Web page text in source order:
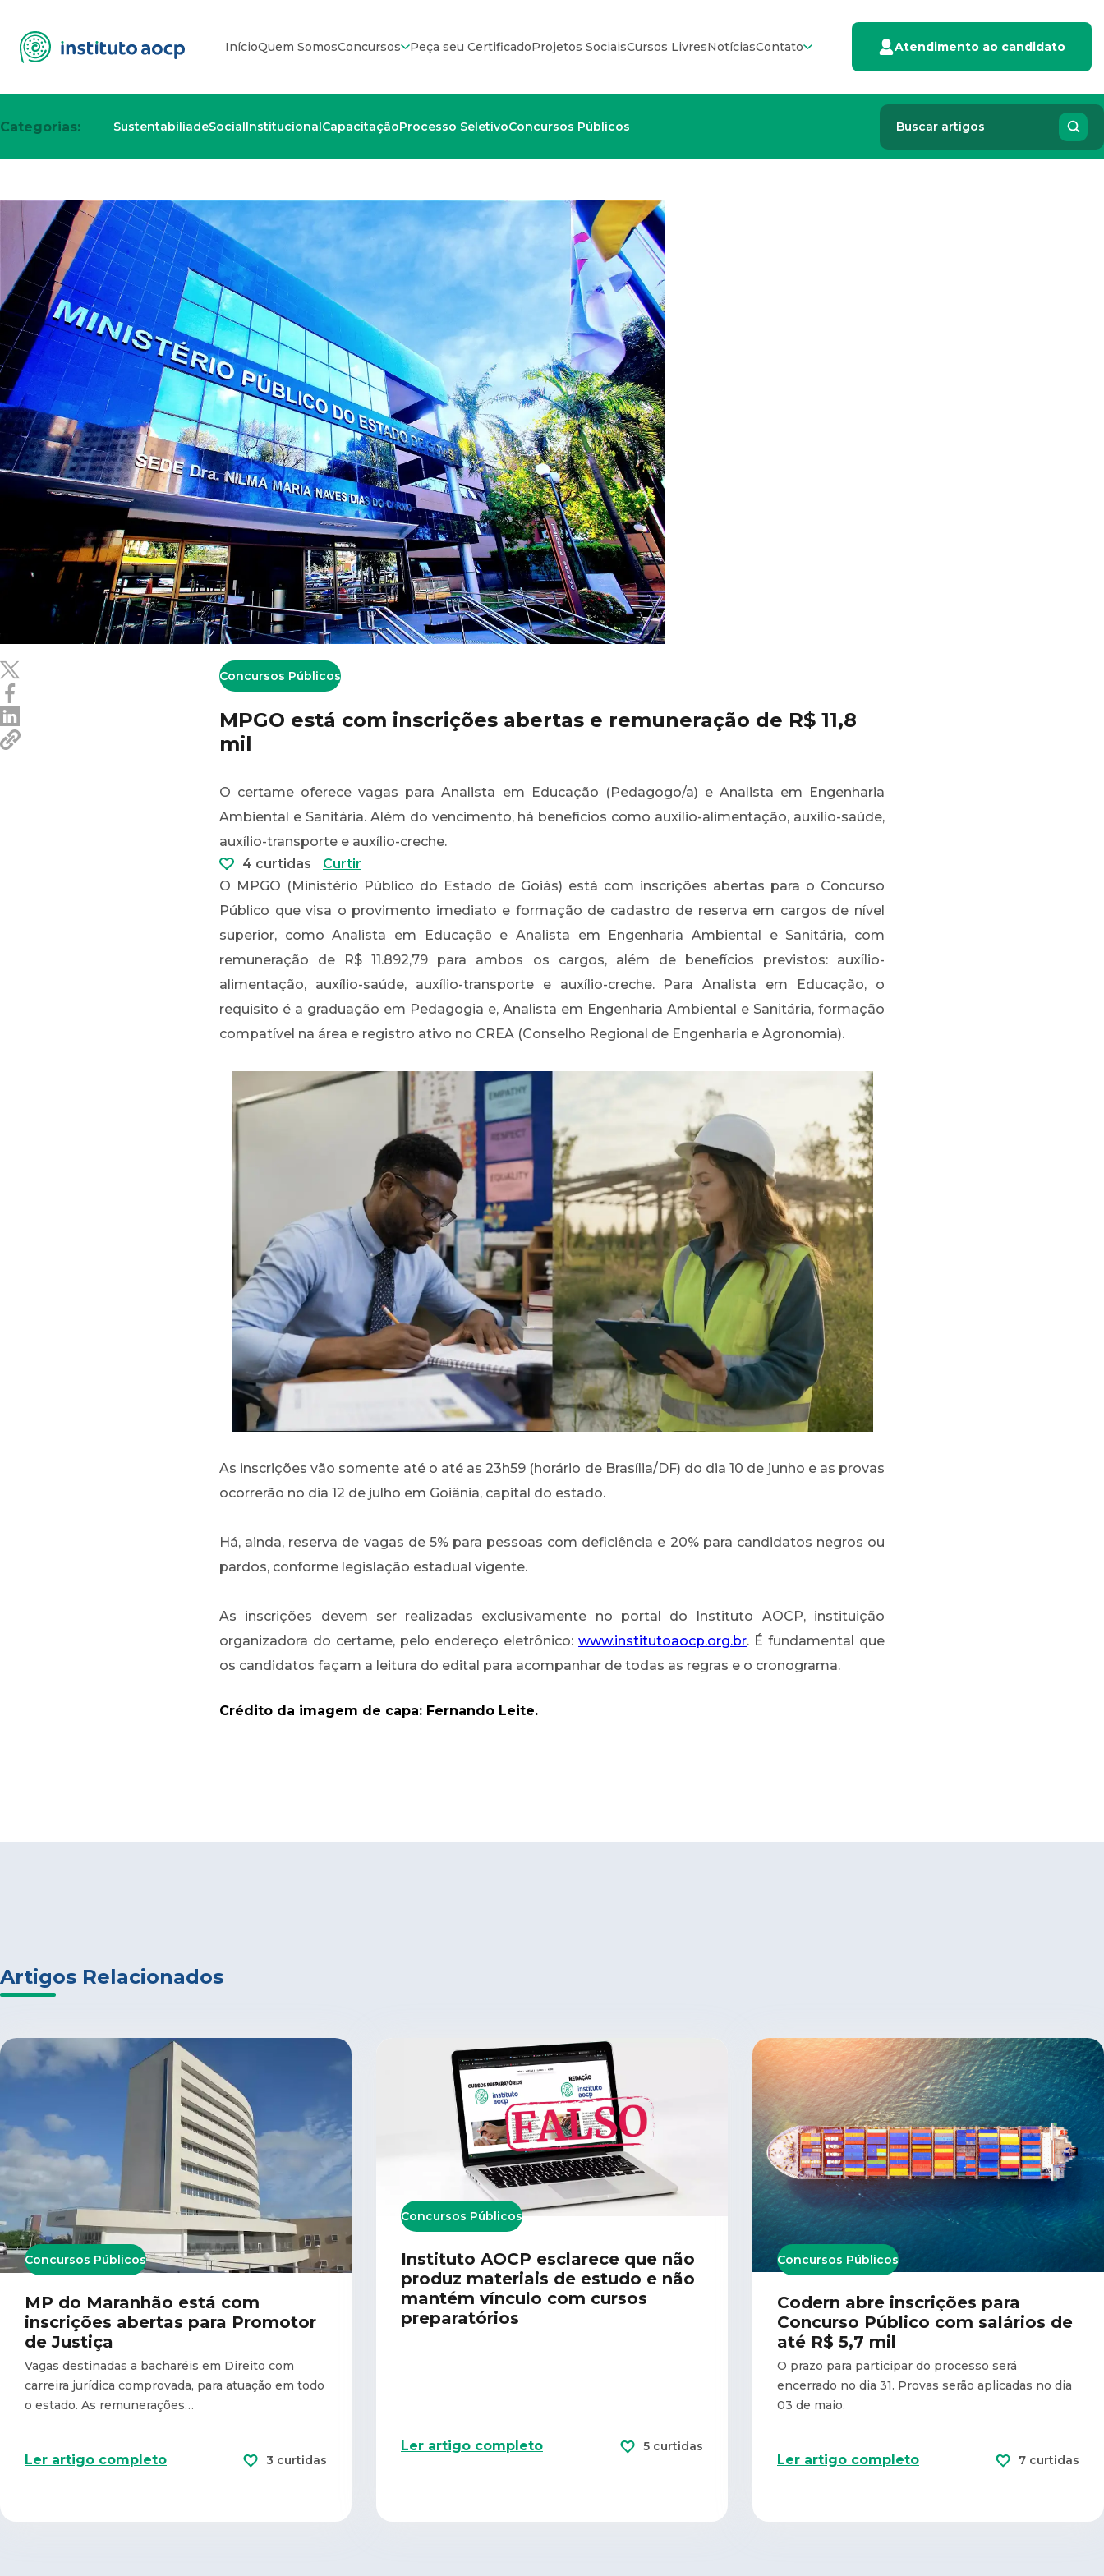
InícioQuem SomosConcursos Peça seu CertificadoProjetos SociaisCursos LivresNotíciasContato Atendimento ao candidato
Categorias: SustentabiliadeSocialInstitucionalCapacitaçãoProcesso SeletivoConcursos Públicos
Concursos Públicos
MPGO está com inscrições abertas e remuneração de R$ 11,8
mil
O certame oferece vagas para Analista em Educação (Pedagogo/a) e Analista em Engenharia
Ambiental e Sanitária. Além do vencimento, há benefícios como auxílio-alimentação, auxílio-saúde,
auxílio-transporte e auxílio-creche.
4 curtidas
Curtir
O MPGO (Ministério Público do Estado de Goiás) está com inscrições abertas para o Concurso
Público que visa o provimento imediato e formação de cadastro de reserva em cargos de nível
superior, como Analista em Educação e Analista em Engenharia Ambiental e Sanitária, com
remuneração de R$ 11.892,79 para ambos os cargos, além de benefícios previstos: auxílio-
alimentação, auxílio-saúde, auxílio-transporte e auxílio-creche. Para Analista em Educação, o
requisito é a graduação em Pedagogia e, Analista em Engenharia Ambiental e Sanitária, formação
compatível na área e registro ativo no CREA (Conselho Regional de Engenharia e Agronomia).
As inscrições vão somente até o até as 23h59 (horário de Brasília/DF) do dia 10 de junho e as provas
ocorrerão no dia 12 de julho em Goiânia, capital do estado.
Há, ainda, reserva de vagas de 5% para pessoas com deficiência e 20% para candidatos negros ou
pardos, conforme legislação estadual vigente.
As inscrições devem ser realizadas exclusivamente no portal do Instituto AOCP, instituição
organizadora do certame, pelo endereço eletrônico: www.institutoaocp.org.br. É fundamental que
os candidatos façam a leitura do edital para acompanhar de todas as regras e o cronograma.
Crédito da imagem de capa: Fernando Leite.
Artigos Relacionados
Concursos Públicos
MP do Maranhão está com
inscrições abertas para Promotor
de Justiça
Vagas destinadas a bacharéis em Direito com
carreira jurídica comprovada, para atuação em todo
o estado. As remunerações…
Ler artigo completo 3 curtidas
Concursos Públicos
Instituto AOCP esclarece que não
produz materiais de estudo e não
mantém vínculo com cursos
preparatórios
Ler artigo completo 5 curtidas
Concursos Públicos
Codern abre inscrições para
Concurso Público com salários de
até R$ 5,7 mil
O prazo para participar do processo será
encerrado no dia 31. Provas serão aplicadas no dia
03 de maio.
Ler artigo completo 7 curtidas